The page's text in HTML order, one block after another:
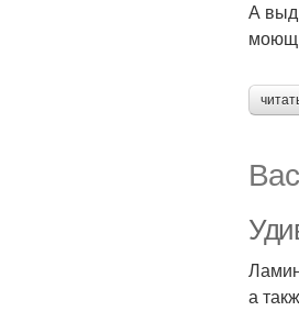
А
а